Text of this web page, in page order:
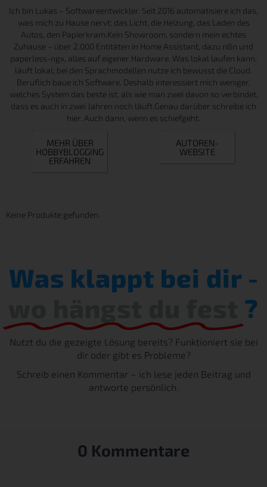
Ich bin Lukas – Softwareentwickler. Seit 2016 automatisiere ich das,
was mich zu Hause nervt: das Licht, die Heizung, das Laden des
Autos, den Papierkram.Kein Showroom, sondern mein echtes
Zuhause – über 2.000 Entitäten in Home Assistant, dazu n8n und
paperless-ngx, alles auf eigener Hardware. Was lokal laufen kann,
läuft lokal; bei den Sprachmodellen nutze ich bewusst die Cloud.
Beruflich baue ich Software. Deshalb interessiert mich weniger,
welches System das beste ist, als wie man zwei davon so verbindet,
dass es auch in zwei Jahren noch läuft.Genau darüber schreibe ich
hier. Auch dann, wenn es schiefgeht.
MEHR ÜBER
HOBBYBLOGGING
ERFAHREN
AUTOREN-
WEBSITE
Keine Produkte gefunden.
Was klappt bei dir -
?
Nutzt du die gezeigte Lösung bereits? Funktioniert sie bei
dir oder gibt es Probleme?
Schreib einen Kommentar – ich lese jeden Beitrag und
antworte persönlich.
0 Kommentare